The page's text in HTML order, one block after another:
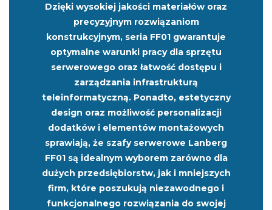
Dzięki wysokiej jakości materiałów oraz
precyzyjnym rozwiązaniom
konstrukcyjnym, seria FF01 gwarantuje
optymalne warunki pracy dla sprzętu
serwerowego oraz łatwość dostępu i
zarządzania infrastrukturą
teleinformatyczną. Ponadto, estetyczny
design oraz możliwość personalizacji
dodatków i elementów montażowych
sprawiają, że szafy serwerowe Lanberg
FF01 są idealnym wyborem zarówno dla
dużych przedsiębiorstw, jak i mniejszych
firm, które poszukują niezawodnego i
funkcjonalnego rozwiązania do swojej